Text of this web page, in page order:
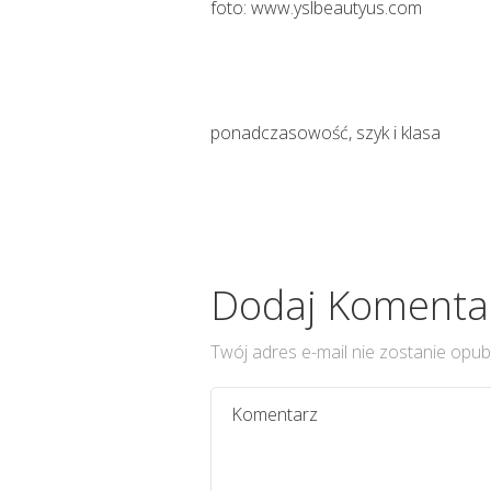
foto: www.yslbeautyus.com
ponadczasowość, szyk i klasa
Dodaj
Twój adres e-mail nie zostanie